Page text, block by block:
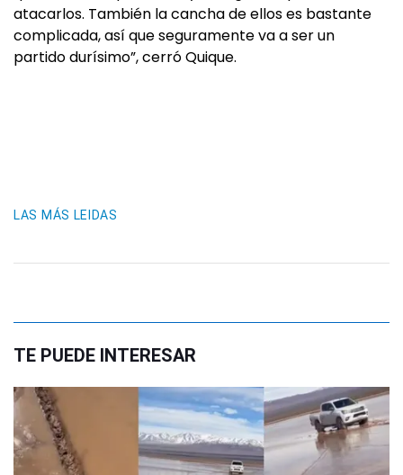
atacarlos. También la cancha de ellos es bastante
complicada, así que seguramente va a ser un
partido durísimo”, cerró Quique.
LAS MÁS LEIDAS
TE PUEDE INTERESAR